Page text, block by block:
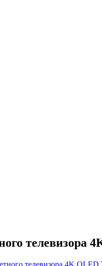
телевизора
телевизора 4K QLED